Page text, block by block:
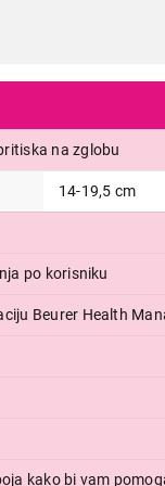
na zglobu
14-19,5 cm
po korisniku
Beurer Health
kako bi vam